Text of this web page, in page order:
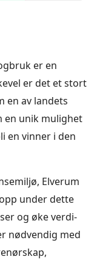
er en
er det et stort
en av landets
en unik mulighet
en vinner i den
Elverum
under dette
og øke verdi-
nødvendig med